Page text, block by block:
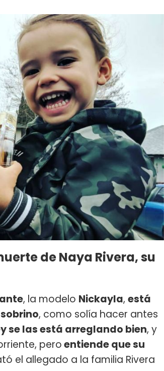
deNaya Rivera, su
, la modelo Nickayla, está
, como solía hacer antes
se las está arreglando bien, y
peroentiende que su
el allegado a la familia Rivera